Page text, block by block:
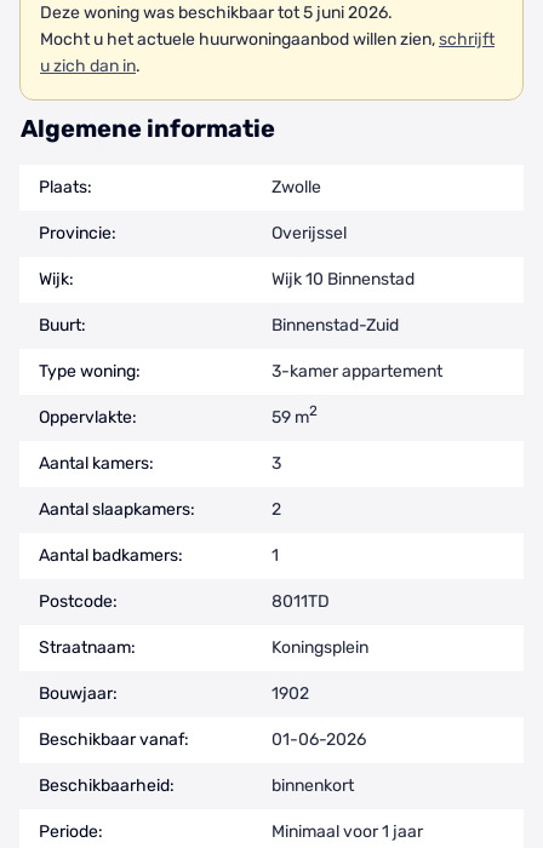
Deze woning was beschikbaar tot 5 juni 2026.
Mocht u het actuele huurwoningaanbod willen zien,schrijft
u zich dan in.
Algemene informatie
Plaats: Zwolle
Provincie: Overijssel
Wijk: Wijk 10 Binnenstad
Buurt: Binnenstad-Zuid
Type woning: 3-kamer appartement
Oppervlakte: 59 m2
Aantal kamers: 3
Aantal slaapkamers: 2
Aantal badkamers: 1
Postcode: 8011TD
Straatnaam: Koningsplein
Bouwjaar: 1902
Beschikbaar vanaf: 01-06-2026
Beschikbaarheid: binnenkort
Periode: Minimaal voor 1 jaar